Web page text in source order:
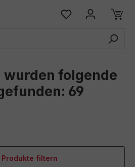
folgende
69
Produkte filtern